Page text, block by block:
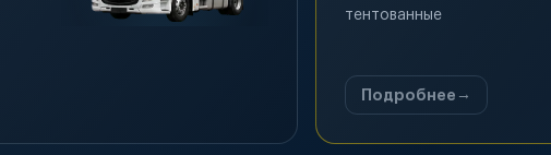
тентованные
Подробнее